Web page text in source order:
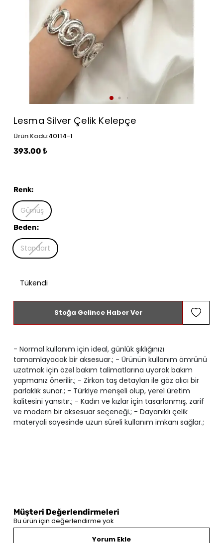
Lesma Silver Çelik Kelepçe
Ürün Kodu:40114-1
393.00 ₺
- Normal kullanım için ideal, günlük şıklığınızı
tamamlayacak bir aksesuar.; - Ürünün kullanım ömrünü
uzatmak için özel bakım talimatlarına uyarak bakım
yapmanız önerilir.; - Zirkon taş detayları ile göz alıcı bir
parlaklık sunar.; - Türkiye menşeli olup, yerel üretim
kalitesini yansıtır.; - Kadın ve kızlar için tasarlanmış, zarif
ve modern bir aksesuar seçeneği.; - Dayanıklı çelik
materyali sayesinde uzun süreli kullanım imkanı sağlar.;
Renk:
Gümüş
Beden:
Standart
Tükendi
Stoğa Gelince Haber Ver
Müşteri Değerlendirmeleri
Bu ürün için değerlendirme yok
Yorum Ekle